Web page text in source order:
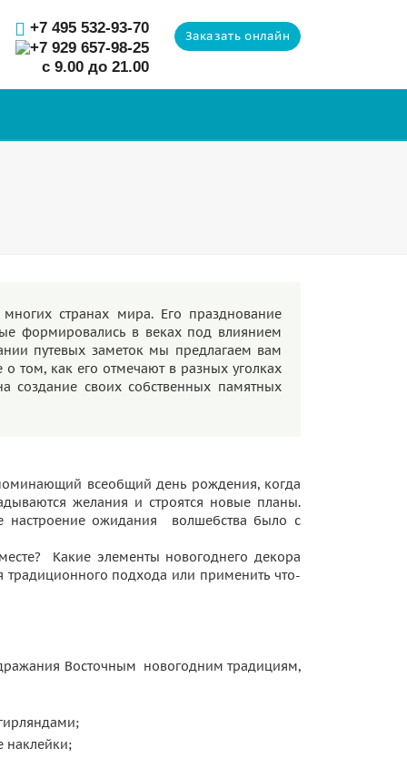
Заказать онлайн
+7 495 532-93-70
+7 929 657-98-25
с 9.00 до 21.00
странах мира. Его празднование
формировались в веках под влиянием
путевых заметок мы предлагаем вам
том, как его отмечают в разных уголках
создание своих собственных памятных
всеобщий день рождения, когда
желания и строятся новые планы.
настроение ожидания волшебства было с
Какие элементы новогоднего декора
традиционного подхода или применить что-
Восточным новогодним традициям,
наклейки;